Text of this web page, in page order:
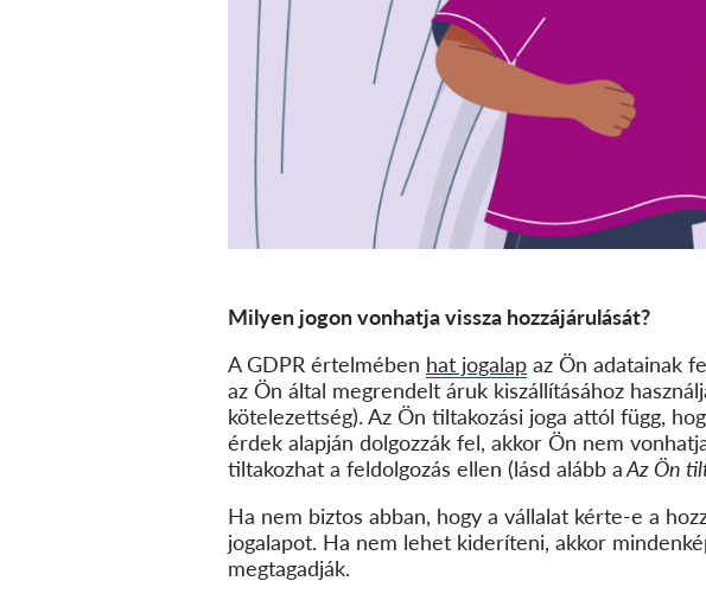
Milyen jogon vonhatja vissza hozzájárulását?
A GDPR értelmében hat jogalap az Ön adatainak
az Ön által megrendelt áruk kiszállításához
kötelezettség). Az Ön tiltakozási joga attól függ,
érdek alapján dolgozzák fel, akkor Ön nem
tiltakozhat a feldolgozás ellen (lásd alább aAz Ön
Ha nem biztos abban, hogy a vállalat kérte-e a
jogalapot. Ha nem lehet kideríteni, akkor
megtagadják.